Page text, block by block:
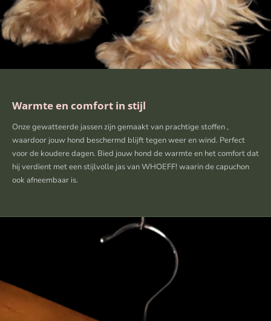
Warmte en comfort in stijl
Onze gewatteerde jassen zijn gemaakt van prachtige stoffen ,
waardoor jouw hond beschermd blijft tegen weer en wind. Perfect
voor de koudere dagen. Bied jouw hond de warmte en het comfort dat
hij verdient met een stijlvolle jas van WHOEFF! waarin de capuchon
ook afneembaar is.